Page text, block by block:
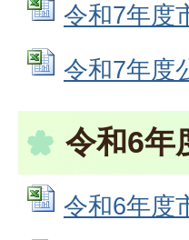
令和7年度
令和7年度
令和6年
令和6年度